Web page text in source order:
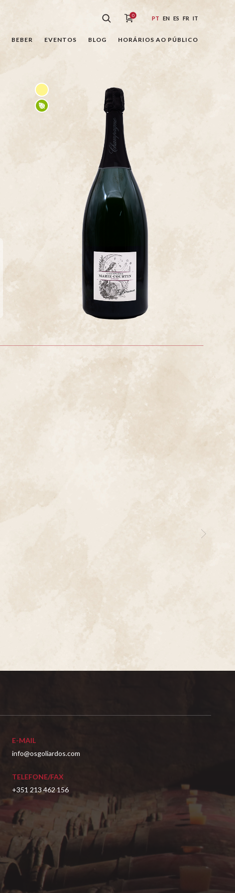
0 PT EN ES FR IT
BEBER EVENTOS BLOG HORÁRIOS AO PÚBLICO
E-MAIL
info@osgoliardos.com
TELEFONE/FAX
+351 213 462 156